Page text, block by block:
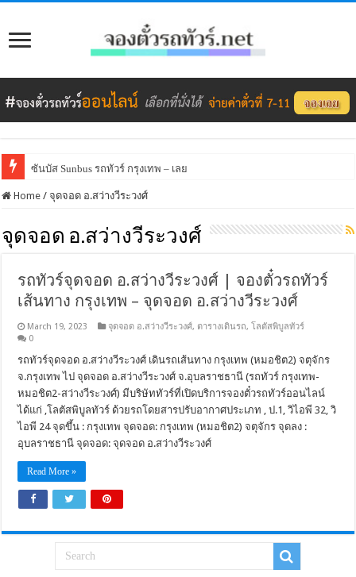
ซันบัส Sunbus รถทัวร์ กรุงเทพ – เลย
Home / จุดจอด อ.สว่างวีระวงศ์
จุดจอด อ.สว่างวีระวงศ์
รถทัวร์จุดจอด อ.สว่างวีระวงศ์ | จองตั๋วรถทัวร์
เส้นทาง กรุงเทพ – จุดจอด อ.สว่างวีระวงศ์
March 19, 2023 จุดจอด อ.สว่างวีระวงศ์, ตารางเดินรถ,โลตัสพิบูลทัวร์
0
รถทัวร์จุดจอด อ.สว่างวีระวงศ์ เดินรถเส้นทาง กรุงเทพ (หมอชิต2) จตุจักร
จ.กรุงเทพ ไป จุดจอด อ.สว่างวีระวงศ์ จ.อุบลราชธานี (รถทัวร์ กรุงเทพ-
หมอชิต2-สว่างวีระวงศ์) มีบริษัททัวร์ที่เปิดบริการจองตั๋วรถทัวร์ออนไลน์
ได้แก่ ,โลตัสพิบูลทัวร์ ด้วยรถโดยสารปรับอากาศประเภท , ป.1, วิไอพี 32, วิ
ไอพี 24 จุดขึ้น : กรุงเทพ จุดจอด: กรุงเทพ (หมอชิต2) จตุจักร จุดลง :
อุบลราชธานี จุดจอด: จุดจอด อ.สว่างวีระวงศ์
Read More »